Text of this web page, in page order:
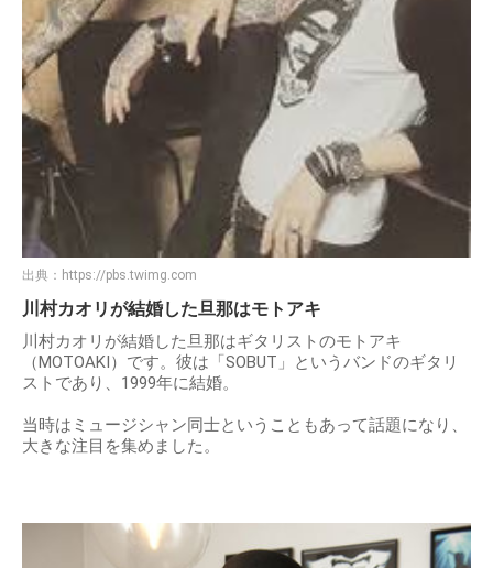
出典： https://pbs.twimg.com
川村カオリが結婚した旦那はモトアキ
川村カオリが結婚した旦那はギタリストのモトアキ
（MOTOAKI）です。彼は「SOBUT」というバンドのギタリ
ストであり、1999年に結婚。
当時はミュージシャン同士ということもあって話題になり、
大きな注目を集めました。